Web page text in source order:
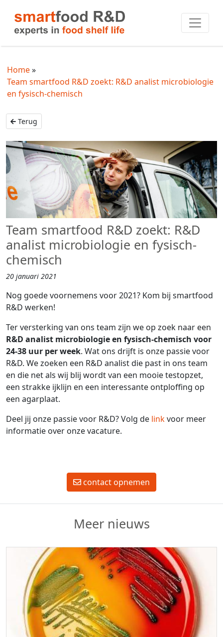
Home
Team smartfood R&D zoekt: R&D analist microbiologie
en fysisch-chemisch
Terug
Team smartfood R&D zoekt: R&D
analist microbiologie en fysisch-
chemisch
20 januari 2021
Nog goede voornemens voor 2021? Kom bij smartfood
R&D werken!
Ter versterking van ons team zijn we op zoek naar een
R&D analist microbiologie en fysisch-chemisch voor
24-38 uur per week. Wat ons drijft is onze passie voor
R&D. We zoeken een R&D analist die past in ons team
en die net als wij blij wordt van een mooie testopzet,
een strakke ijklijn en een interessante ontploffing op
een agarplaat.
Deel jij onze passie voor R&D?Volg de linkvoor meer
informatie over onze vacature.
contact opnemen
Meer nieuws